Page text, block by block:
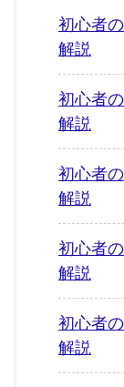
初心者
解説
初心者
解説
初心者
解説
初心者
解説
初心者
解説